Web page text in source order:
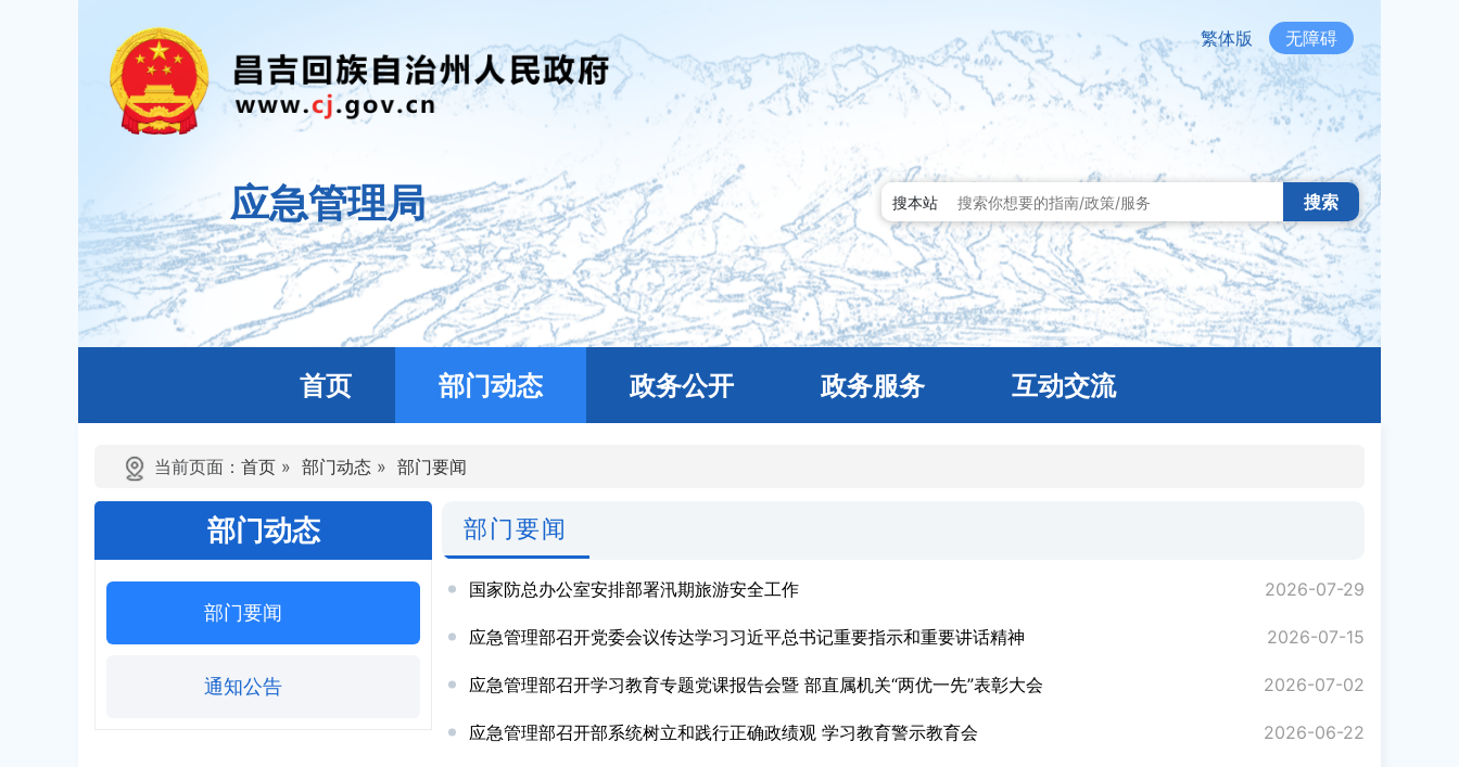
繁体版 无障碍
应急管理局 搜本站 搜索
首页 部门动态 政务公开 政务服务 互动交流
当前页面： 首页 » 部门动态 » 部门要闻
部门动态
部门要闻
通知公告
部门要闻
国家防总办公室安排部署汛期旅游安全工作 2026-07-29
应急管理部召开党委会议传达学习习近平总书记重要指示和重要讲话精神 2026-07-15
应急管理部召开学习教育专题党课报告会暨 部直属机关“两优一先”表彰大会 2026-07-02
应急管理部召开部系统树立和践行正确政绩观 学习教育警示教育会 2026-06-22